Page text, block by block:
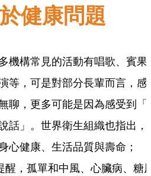
健康問題
機構常見的活動有唱歌、賓果
等，可是對部分長輩而言，感
聊，更多可能是因為感受到「
話」。世界衛生組織也指出，
心健康、生活品質與壽命；
醒，孤單和中風、心臟病、糖